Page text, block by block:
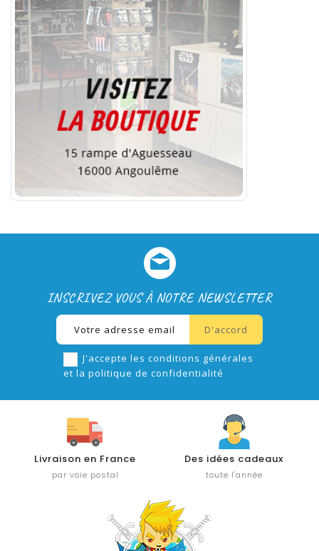
INSCRIVEZ VOUS À NOTRE NEWSLETTER
J'accepte les conditions générales
et la politique de confidentialité
Livraison en France
par voie postal
Des idées cadeaux
toute l'année